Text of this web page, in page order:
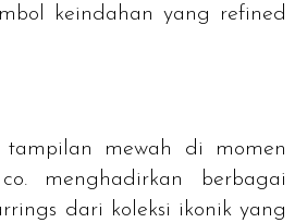
keindahan yang refined
tampilan mewah di momen
menghadirkan berbagai
dari koleksi ikonik yang